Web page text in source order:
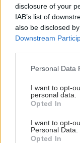
disclosure of your
IAB’s list of
also be disclosed
Downstream
Please note that
not limited to your
grant or deny
use your data for
consent section.
Personal Data
I want to opt-
personal data.
Opted In
I want to opt-
Personal Data.
Opted In